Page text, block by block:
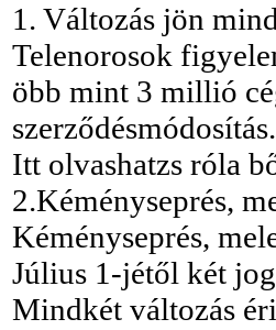
1. Változás jön
Telenorosok
öbb mint 3 millió
szerződésmódosítás.
Itt olvashatzs róla
2.Kéményseprés,
Kéményseprés,
Július 1-jétől két
Mindkét változás